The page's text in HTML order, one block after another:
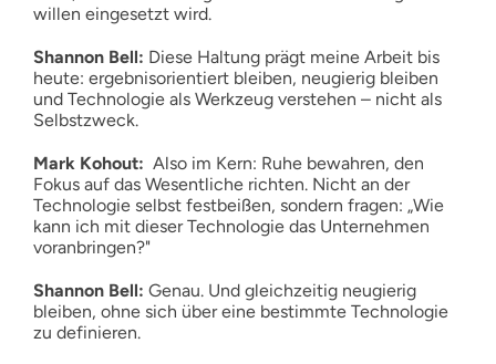
willen eingesetzt wird.
Shannon Bell: Diese Haltung prägt meine Arbeit bis
heute: ergebnisorientiert bleiben, neugierig bleiben
und Technologie als Werkzeug verstehen – nicht als
Selbstzweck.
Mark Kohout: Also im Kern: Ruhe bewahren, den
Fokus auf das Wesentliche richten. Nicht an der
Technologie selbst festbeißen, sondern fragen: „Wie
kann ich mit dieser Technologie das Unternehmen
voranbringen?"
Shannon Bell: Genau. Und gleichzeitig neugierig
bleiben, ohne sich über eine bestimmte Technologie
zu definieren.